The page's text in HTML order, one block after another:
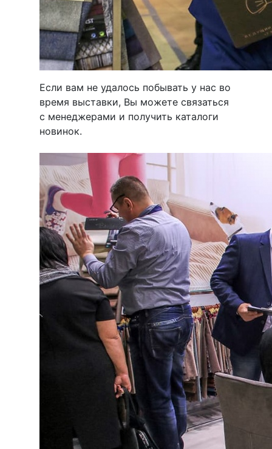
Если вам не удалось побывать у нас во
время выставки, Вы можете связаться
с менеджерами и получить каталоги
новинок.